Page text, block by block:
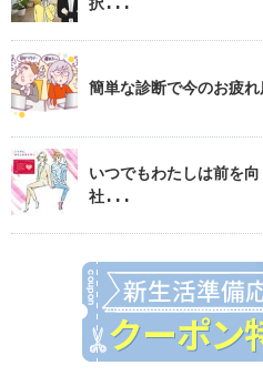
簡単な診断で今のお疲れ
いつでもわたしは前を
社...